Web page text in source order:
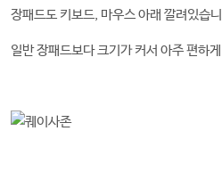
장패드도 키보드, 마우스 아래 깔려있습
일반 장패드보다 크기가 커서 아주 편하